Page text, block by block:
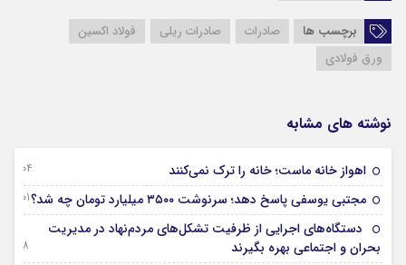
برچسب ها صادرات صادرات ریلی
فولاد اکسین
ورق فولادی
نوشته های مشابه
اهواز خانه ماست؛ خانه را ترک نمی‌کنند 04 آگوست 2026
مجتبی یوسفی پاسخ دهد؛ سرنوشت ۳۵۰۰ میلیارد تومان چه شد؟ 01 آگوست 2026
دستگاه‌های اجرایی از ظرفیت تشکل‌های مردم‌نهاد در مدیریت
بحران و اجتماعی بهره بگیرند
28 جولای 2026